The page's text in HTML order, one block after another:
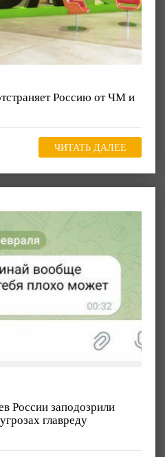
Россию от ЧМ и
ЧИТАТЬ ДАЛЕЕ
России заподозрили
главреду